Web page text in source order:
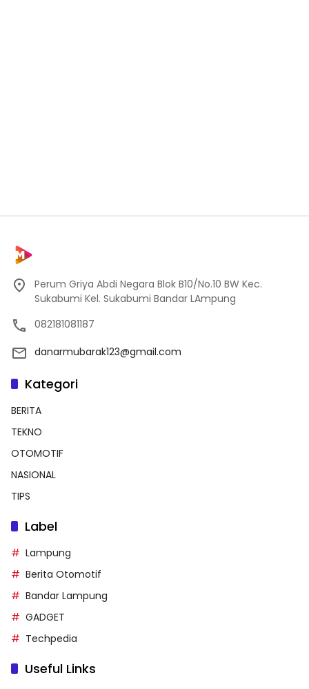
Perum Griya Abdi Negara Blok B10/No.10 BW Kec.
Sukabumi Kel. Sukabumi Bandar LAmpung
082181081187
danarmubarak123@gmail.com
Kategori
BERITA
TEKNO
OTOMOTIF
NASIONAL
TIPS
Label
Lampung
Berita Otomotif
Bandar Lampung
GADGET
Techpedia
Useful Links